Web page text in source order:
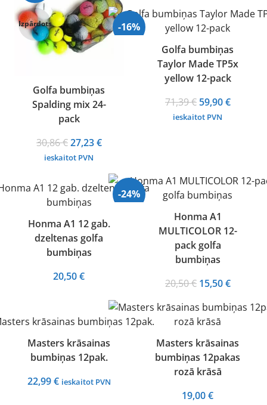
Izpārdots
Golfa bumbiņas
Spalding mix 24-
pack
30,86€Original
price
30,86 €.
27,23€Current
is:
27,23 €.
ieskaitot PVN
-16%
Golfa bumbiņas
Taylor Made TP5x
yellow 12-pack
71,39€ Original
price
59,90€Current
ieskaitot PVN
Honma A1 12 gab.
dzeltenas golfa
bumbiņas
20,50€
-24%
Honma A1
MULTICOLOR 12-
pack golfa
bumbiņas
20,50€ Original
was:
20,50 €.
15,50€Current
is:
Masters krāsainas
bumbiņas 12pak.
22,99€ ieskaitot PVN
Masters krāsainas
bumbiņas 12pakas
rozā krāsā
19,00€